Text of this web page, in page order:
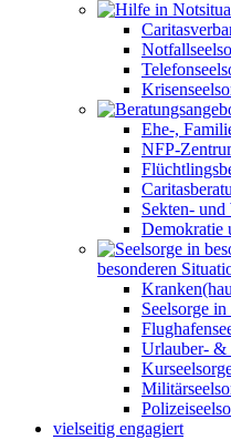
Ehe-,
NFP-
Sekten- und
Demokratie
besonderen
Seelsorge
Urlauber- &
vielseitig engagiert